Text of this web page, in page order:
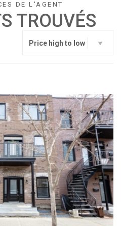
DE L'AGENT
TROUVÉS
Price high to low